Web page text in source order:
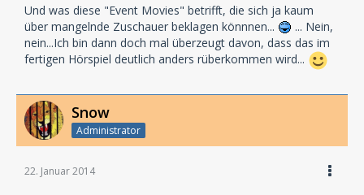
Und was diese "Event Movies" betrifft, die sich ja kaum
über mangelnde Zuschauer beklagen könnnen...
... Nein,
nein...Ich bin dann doch mal überzeugt davon, dass das im
fertigen Hörspiel deutlich anders rüberkommen wird...
Snow
Administrator
22. Januar 2014